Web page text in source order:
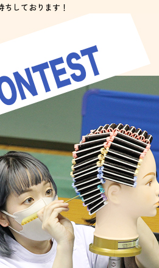
しております！